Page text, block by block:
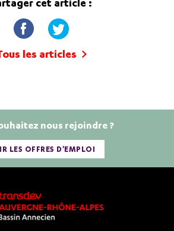
cet article :
les articles
nous rejoindre ?
LES OFFRES D'EMPLOI